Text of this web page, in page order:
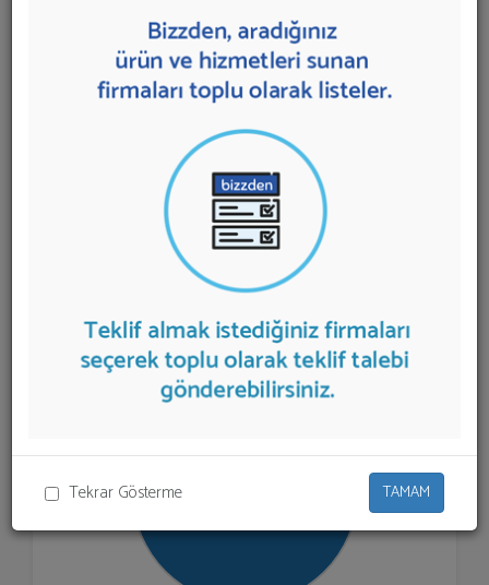
Tekrar Gösterme TAMAM
2 sonuç bulundu.
Sunucu Hizmetisunan firmalar aşağıda
listelenmektedir.
Sunucu Hizmeti
teklifi almak için
listeden seçim yapıp ya da "İlk 5 Firmadan Teklif İste"
kısmından toplu olarak teklif talebinizi firmalara
aktarabilirsiniz.